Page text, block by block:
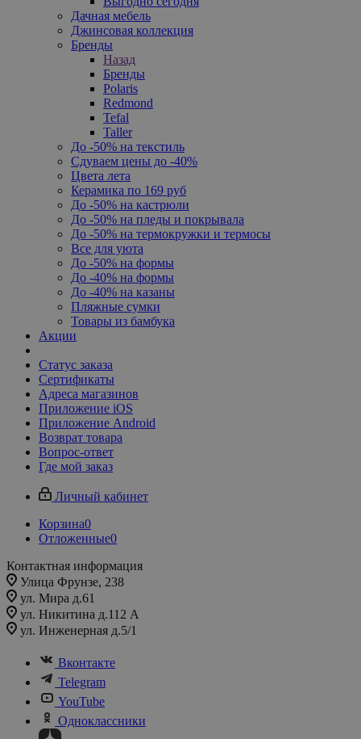
Дачная мебель
Джинсовая коллекция
Бренды
Назад
Бренды
Polaris
Redmond
Tefal
Taller
До -50% на текстиль
Сдуваем цены до -40%
Цвета лета
Керамика по 169 руб
До -50% на кастрюли
До -50% на пледы и покрывала
До -50% на термокружки и термосы
Все для уюта
До -50% на формы
До -40% на формы
До -40% на казаны
Пляжные сумки
Товары из бамбука
Акции
Статус заказа
Сертификаты
Адреса магазинов
Приложение iOS
Приложение Android
Возврат товара
Вопрос-ответ
Где мой заказ
Личный кабинет
Корзина0
Отложенные0
Контактная информация
Улица Фрунзе, 238​
ул. Мира д.61
ул. Никитина д.112 А
ул. Инженерная д.5/1
Вконтакте
Telegram
YouTube
Одноклассники